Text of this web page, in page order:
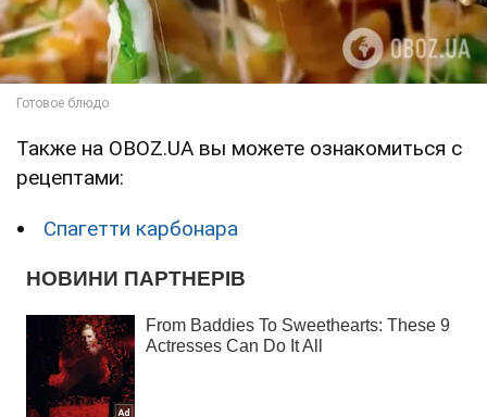
Также на OBOZ.UA вы можете ознакомиться с
рецептами:
Спагетти карбонара